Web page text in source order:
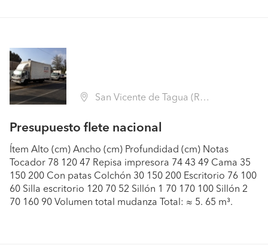
San Vicente de Tagua (Región VI Libertador B. O'Higgins - Cachapoal)
Presupuesto flete nacional
Ítem Alto (cm) Ancho (cm) Profundidad (cm) Notas
Tocador 78 120 47 Repisa impresora 74 43 49 Cama 35
150 200 Con patas Colchón 30 150 200 Escritorio 76 100
60 Silla escritorio 120 70 52 Sillón 1 70 170 100 Sillón 2
70 160 90 Volumen total mudanza Total: ≈ 5. 65 m³.